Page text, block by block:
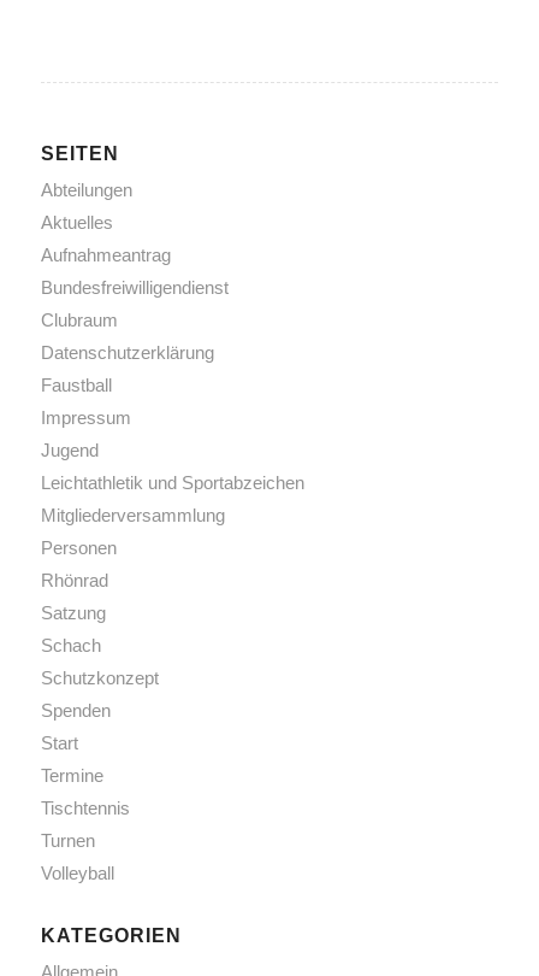
SEITEN
Abteilungen
Aktuelles
Aufnahmeantrag
Bundesfreiwilligendienst
Clubraum
Datenschutzerklärung
Faustball
Impressum
Jugend
Leichtathletik und Sportabzeichen
Mitgliederversammlung
Personen
Rhönrad
Satzung
Schach
Schutzkonzept
Spenden
Start
Termine
Tischtennis
Turnen
Volleyball
KATEGORIEN